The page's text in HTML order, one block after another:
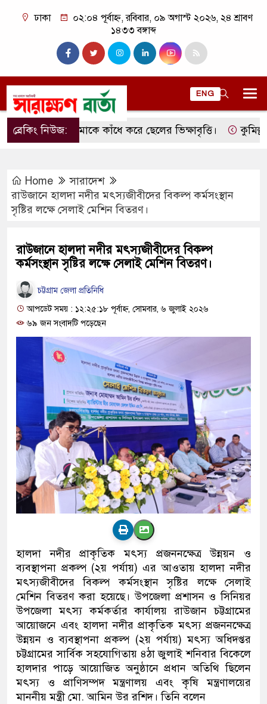
ঢাকা
০২:০৪ পূর্বাহ্ন, রবিবার, ০৯ অগাস্ট ২০২৬, ২৪ শ্রাবণ
১৪৩৩ বঙ্গাব্দ
ENG
ব্রেকিং নিউজ:মাকে কাঁধে করে ছেলের ভিক্ষাবৃত্তি। কুমিল্লার
Home
সারাদেশ
রাউজানে হালদা নদীর মৎস্যজীবীদের বিকল্প কর্মসংস্থান
সৃষ্টির লক্ষে সেলাই মেশিন বিতরণ।
রাউজানে হালদা নদীর মৎস্যজীবীদের বিকল্প
কর্মসংস্থান সৃষ্টির লক্ষে সেলাই মেশিন বিতরণ।
চট্টগ্রাম জেলা প্রতিনিধি
আপডেট সময় : ১২:২৫:১৮ পূর্বাহ্ন, সোমবার, ৬ জুলাই ২০২৬
৬৯ জন সংবাদটি পড়েছেন
হালদা নদীর প্রাকৃতিক মৎস্য প্রজননক্ষেত্র উন্নয়ন ও
ব্যবস্থাপনা প্রকল্প (২য় পর্যায়) এর আওতায় হালদা নদীর
মৎস্যজীবীদের বিকল্প কর্মসংস্থান সৃষ্টির লক্ষে সেলাই
মেশিন বিতরণ করা হয়েছে। উপজেলা প্রশাসন ও সিনিয়র
উপজেলা মৎস্য কর্মকর্তার কার্যালয় রাউজান চট্টগ্রামের
আয়োজনে এবং হালদা নদীর প্রাকৃতিক মৎস্য প্রজননক্ষেত্র
উন্নয়ন ও ব্যবস্থাপনা প্রকল্প (২য় পর্যায়) মৎস্য অধিদপ্তর
চট্টগ্রামের সার্বিক সহযোগিতায় ৪ঠা জুলাই শনিবার বিকেলে
হালদার পাড়ে আয়োজিত অনুষ্ঠানে প্রধান অতিথি ছিলেন
মৎস্য ও প্রাণিসম্পদ মন্ত্রণালয় এবং কৃষি মন্ত্রণালয়ের
মাননীয় মন্ত্রী মো. আমিন উর রশিদ। তিনি বলেন